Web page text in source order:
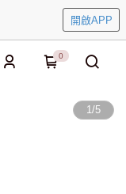
開啟APP
0
1/5